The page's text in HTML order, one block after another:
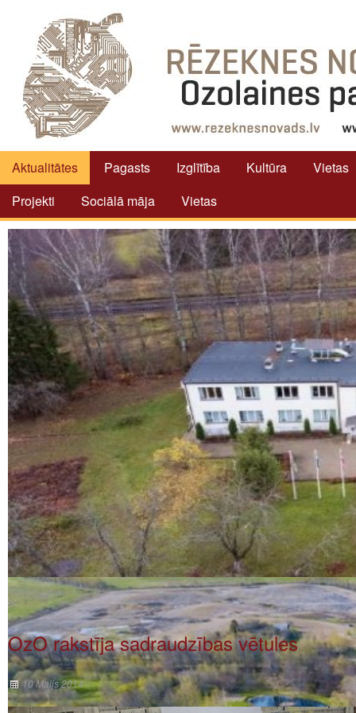
Aktualitātes Pagasts Izglītība Kultūra
Vietas
Projekti
Sociālā māja Vietas
OzO rakstīja sadraudzības vētules
10 Maijs 2014